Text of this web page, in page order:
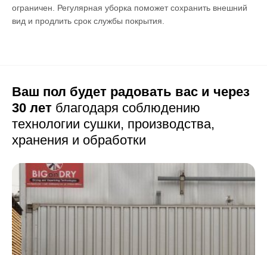
ограничен. Регулярная уборка поможет сохранить внешний
вид и продлить срок службы покрытия.
Ваш пол будет радовать вас и через
30 лет благодаря соблюдению
технологии сушки, производства,
хранения и обработки